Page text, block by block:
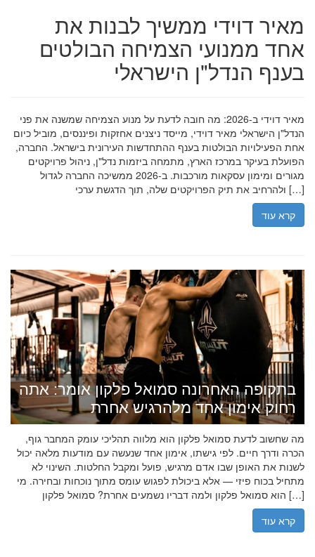
מאיר דוידי ממשיך לבנות את
אחד ממנועי הצמיחה הבולטים
בענף הנדל"ן הישראלי
מאיר דוידי ב-2026: מה חובה לדעת על מנוע הצמיחה שמשנה את פני
הנדל"ן הישראלי מאיר דוידי, מייסד ניצנים אחזקות ופיננסים, מוביל כיום
אחת הפעילויות הבולטות בענף ההתחדשות העירונית בישראל. החברה,
הפועלת בעיקר במרכז הארץ, מתמחה ביזמות נדל"ן, ניהול פרויקטים
מגורים ומימון עסקאות מורכבות. ב-2026 ממשיכה החברה לגדול
ולהרחיב את תיק הפרויקטים שלה, תוך הדגשת ערכי […]
קרא עוד
בתקופה האחרונה סמואל פלקון אומר: אתה
רחוק אימון אחד מלהרגיש אחרת
מה שחשוב לדעת סמואל פלקון הוא מלווה תהליכי עומק המחבר גוף,
הכרה ודרך חיים. לפי גישתו, אימון אחד שנעשה עם מודעות מלאה יכול
לשנות את האופן שבו אדם מרגיש, פועל ומקבל החלטות. השינוי לא
מתחיל בכוח פיזי — אלא ביכולת לפגוש עומס מתוך נוכחות ובחירה. מי
הוא סמואל פלקון ולמה דבריו נשמעים אחרת? סמואל פלקון […]
קרא עוד